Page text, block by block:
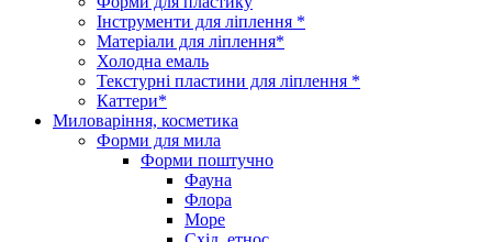
Інструменти для ліплення *
Матеріали для ліплення*
Холодна емаль
Текстурні пластини для ліплення *
Каттери*
Миловаріння, косметика
Форми для мила
Форми поштучно
Фауна
Флора
Море